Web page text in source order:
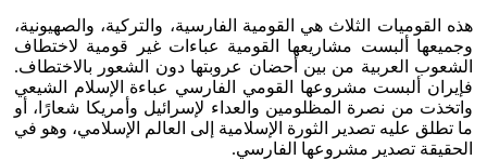
هذه القوميات الثلاث هي القومية الفارسية، والتركية، والصهيونية،
وجميعها ألبست مشاريعها القومية عباءات غير قومية لاختطاف
الشعوب العربية من بين أحضان عروبتها دون الشعور بالاختطاف.
فإيران ألبست مشروعها القومي الفارسي عباءة الإسلام الشيعي
واتخذت من نصرة المظلومين والعداء لإسرائيل وأمريكا شعارًا، أو
ما تطلق عليه تصدير الثورة الإسلامية إلى العالم الإسلامي، وهو في
الحقيقة تصدير مشروعها الفارسي.